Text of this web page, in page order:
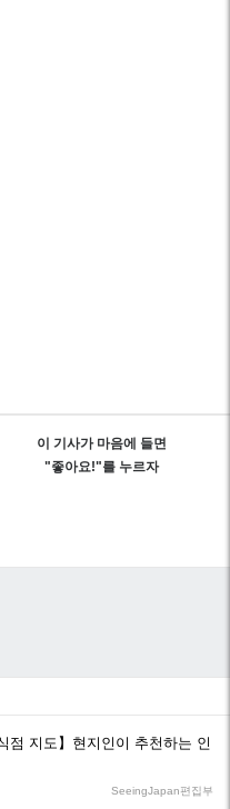
이 기사가 마음에 들면
"좋아요!"를 누르자
점 지도】현지인이 추천하는 인
SeeingJapan편집부